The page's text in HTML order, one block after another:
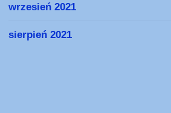
wrzesień 2021
sierpień 2021